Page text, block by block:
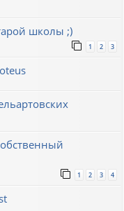
школы ;)
1 2 3
1 2 3 4